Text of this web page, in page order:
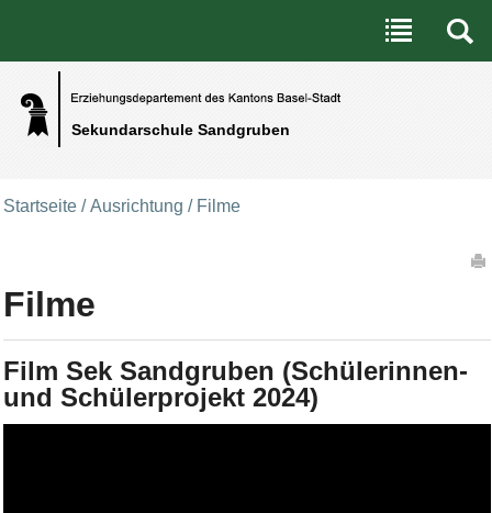
Sekundarschule Sandgruben
Benutzerspezifische Werkzeuge
Direkt zum Inhalt|Direkt zur Navigation
Startseite /Ausrichtung / Filme
Filme
Film Sek Sandgruben (Schülerinnen-
und Schülerprojekt 2024)